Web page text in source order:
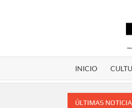
INICIO
ÚLTIMASVoces de